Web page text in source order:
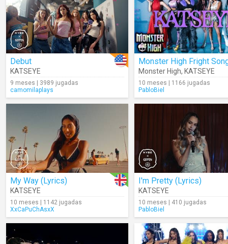
Debut
KATSEYE
9 meses | 3989 jugadas
camomilaplays
Monster High Fright
Monster High, KATSEYE
10 meses | 1166 jugadas
PabloBiel
My Way (Lyrics)
KATSEYE
10 meses | 1142 jugadas
XxCaPuChAsxX
I'm Pretty (Lyrics)
KATSEYE
10 meses | 410 jugadas
PabloBiel